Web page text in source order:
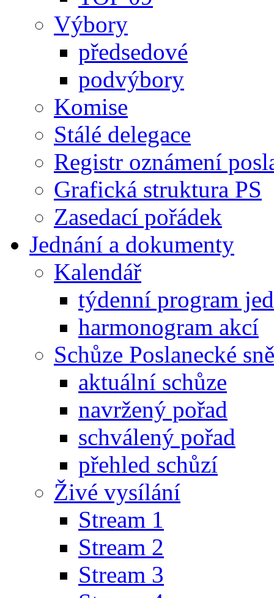
Výbory
předsedové
podvýbory
Komise
Stálé delegace
Registr oznámení
Grafická struktura PS
Zasedací pořádek
Jednání a dokumenty
Kalendář
týdenní program
harmonogram akcí
Schůze Poslanecké
aktuální schůze
navržený pořad
schválený pořad
přehled schůzí
Živé vysílání
Stream 1
Stream 2
Stream 3